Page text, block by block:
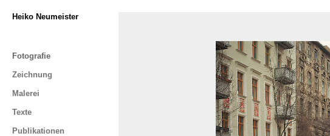
Heiko Neumeister
Fotografie
Zeichnung
Malerei
Texte
Publikationen